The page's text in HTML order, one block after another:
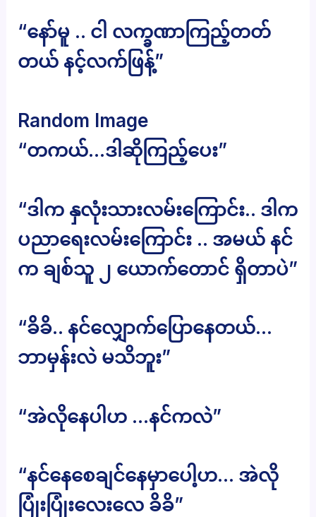
“နော်မူ .. ငါ လက္ခဏာကြည့်တတ်
တယ် နင့်လက်ဖြန့်”
Random Image
“တကယ်…ဒါဆိုကြည့်ပေး”
“ဒါက နှလုံးသားလမ်းကြောင်း.. ဒါက
ပညာရေးလမ်းကြောင်း .. အမယ် နင်
က ချစ်သူ ၂ ယောက်တောင် ရှိတာပဲ”
“ခိခိ.. နင်လျှောက်ပြောနေတယ်…
ဘာမှန်းလဲ မသိဘူး”
“အဲလိုနေပါဟ …နင်ကလဲ”
“နင်နေစေချင်နေမှာပေါ့ဟ… အဲလို
ပြုံးပြုံးလေးလေ ခိခိ”